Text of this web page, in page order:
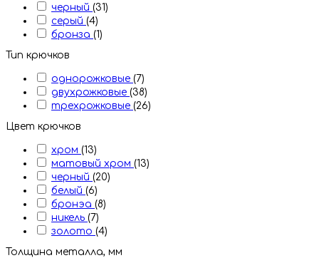
черный (31)
серый (4)
бронза (1)
Тип крючков
однорожковые (7)
двухрожковые (38)
трехрожковые (26)
Цвет крючков
хром (13)
матовый хром (13)
черный (20)
белый (6)
бронэа (8)
никель (7)
золото (4)
Толщина металла, мм